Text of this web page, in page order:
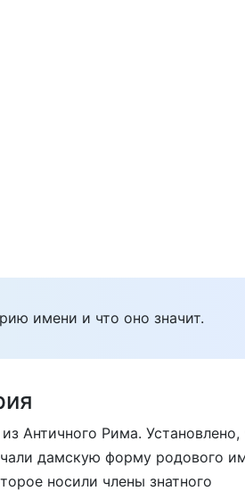
имени и что оно значит.
Античного Рима. Установлено,
дамскую форму родового
носили члены знатного